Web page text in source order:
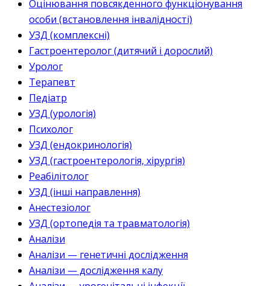
Оцінювання повсякденного функціонування
особи (встановлення інвалідності)
УЗД (комплексні)
Гастроентеролог (дитячий і дорослий)
Уролог
Терапевт
Педіатр
УЗД (урологія)
Психолог
УЗД (ендокринологія)
УЗД (гастроентерологія, хірургія)
Реабілітолог
УЗД (інші направлення)
Анестезіолог
УЗД (ортопедія та травматологія)
Аналізи
Аналізи — генетичні дослідження
Аналізи — дослідження калу